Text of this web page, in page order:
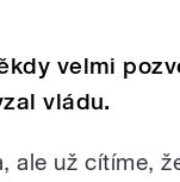
velmi
vládu.
ale už cítíme,